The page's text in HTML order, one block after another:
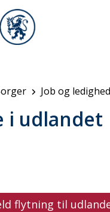
Job og ledighed
i udlandet
flytning til